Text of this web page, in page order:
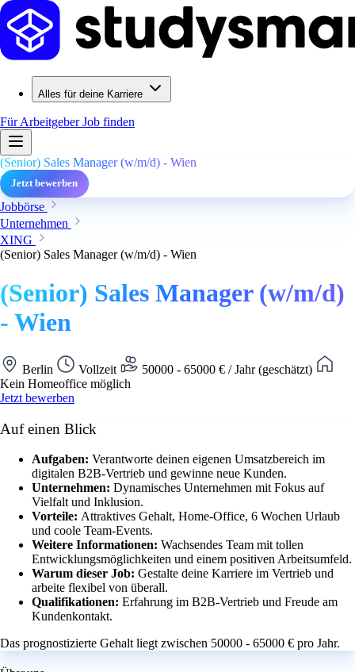
Alles für deine Karriere
Für ArbeitgeberJob finden
(Senior) Sales Manager (w/m/d) - Wien
Jetzt bewerben
Jobbörse
Unternehmen
XING
(Senior) Sales Manager (w/m/d) - Wien
(Senior) Sales Manager (w/m/d)
- Wien
Berlin Vollzeit
50000 - 65000 € / Jahr (geschätzt)
Kein Homeoffice möglich
Jetzt bewerben
Auf einen Blick
Aufgaben: Verantworte deinen eigenen Umsatzbereich im
digitalen B2B-Vertrieb und gewinne neue Kunden.
Unternehmen: Dynamisches Unternehmen mit Fokus auf
Vielfalt und Inklusion.
Vorteile: Attraktives Gehalt, Home-Office, 6 Wochen Urlaub
und coole Team-Events.
Weitere Informationen: Wachsendes Team mit tollen
Entwicklungsmöglichkeiten und einem positiven Arbeitsumfeld.
Warum dieser Job: Gestalte deine Karriere im Vertrieb und
arbeite flexibel von überall.
Qualifikationen: Erfahrung im B2B-Vertrieb und Freude am
Kundenkontakt.
Das prognostizierte Gehalt liegt zwischen 50000 - 65000 € pro Jahr.